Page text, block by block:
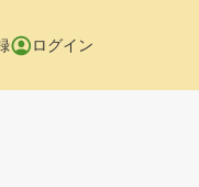
ログイン